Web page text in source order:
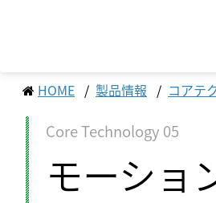
トップメッセージ
サステナビリティへの取り組み
経営方針
業績・財務情報
ソディックのPURPOSE、
メッセージ
HOME 製品情報 コアテ
Core Technology 05
モーショ